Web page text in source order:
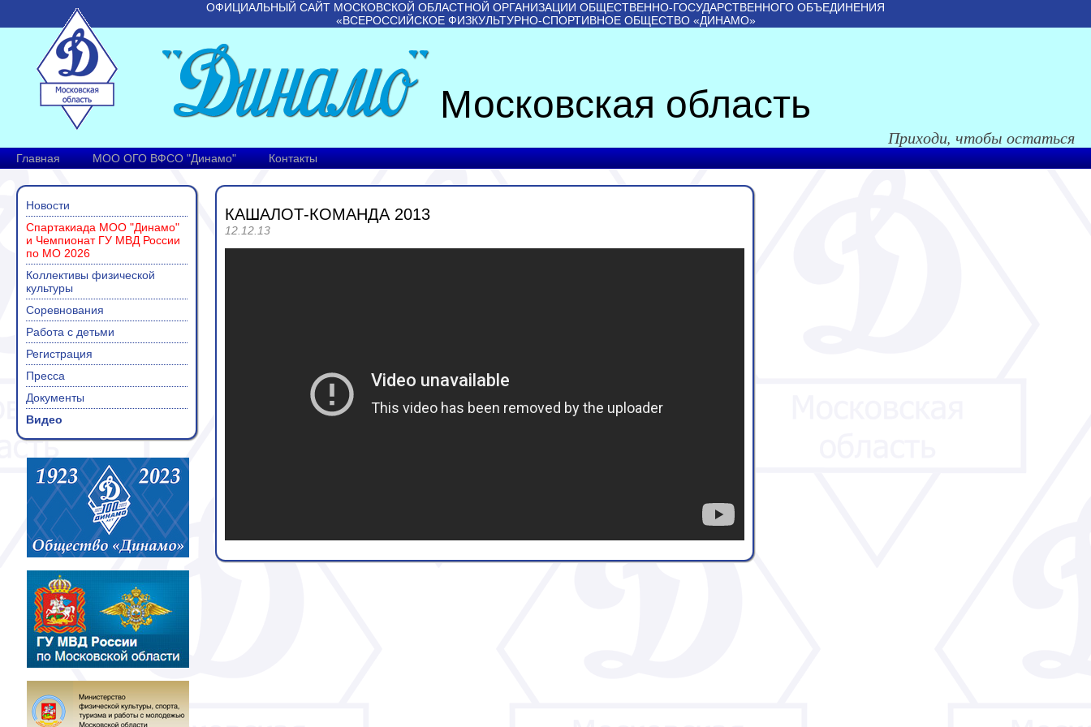
ОФИЦИАЛЬНЫЙ САЙТ МОСКОВСКОЙ ОБЛАСТНОЙ ОРГАНИЗАЦИИ ОБЩЕСТВЕННО-ГОСУДАРСТВЕННОГО ОБЪЕДИНЕНИЯ
«ВСЕРОССИЙСКОЕ ФИЗКУЛЬТУРНО-СПОРТИВНОЕ ОБЩЕСТВО «ДИНАМО»
Московская область
Приходи, чтобы остаться
Главная МОО ОГО ВФСО "Динамо" Контакты
Новости
Спартакиада МОО "Динамо"
и Чемпионат ГУ МВД России
по МО 2026
Коллективы физической
культуры
Соревнования
Работа с детьми
Регистрация
Пресса
Документы
Видео
КАШАЛОТ-КОМАНДА 2013
12.12.13